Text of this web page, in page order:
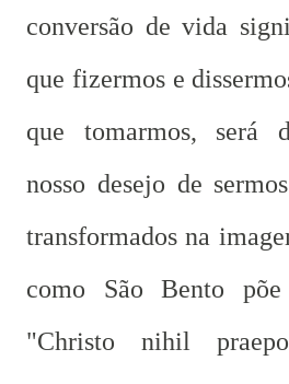
conversão de vida
que fizermos e
que tomarmos, será
nosso desejo de
transformados na
como São Bento
"Christo nihil